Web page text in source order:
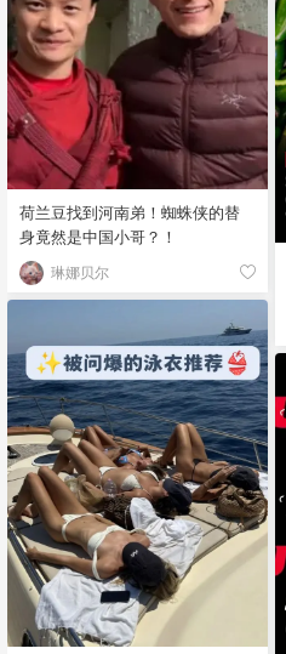
荷兰豆找到河南弟！蜘蛛侠的替
身竟然是中国小哥？！
琳娜贝尔